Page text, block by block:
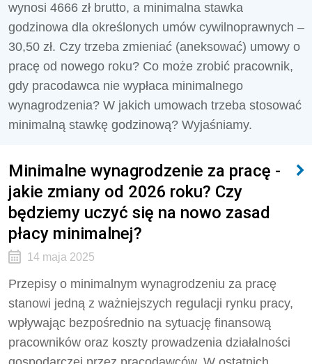
wynosi 4666 zł brutto, a minimalna stawka
godzinowa dla określonych umów cywilnoprawnych –
30,50 zł. Czy trzeba zmieniać (aneksować) umowy o
pracę od nowego roku? Co może zrobić pracownik,
gdy pracodawca nie wypłaca minimalnego
wynagrodzenia? W jakich umowach trzeba stosować
minimalną stawkę godzinową? Wyjaśniamy.
Minimalne wynagrodzenie za pracę -
jakie zmiany od 2026 roku? Czy
będziemy uczyć się na nowo zasad
płacy minimalnej?
14 maja 2025
Przepisy o minimalnym wynagrodzeniu za pracę
stanowi jedną z ważniejszych regulacji rynku pracy,
wpływając bezpośrednio na sytuację finansową
pracowników oraz koszty prowadzenia działalności